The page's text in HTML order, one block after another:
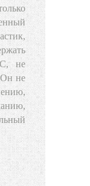
не
Он не